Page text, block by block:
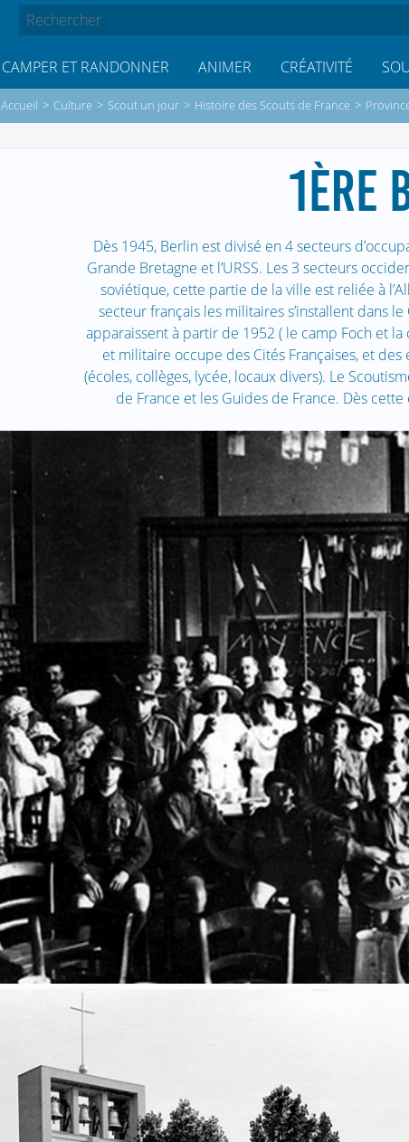
CAMPER ET RANDONNER ANIMER CRÉATIVITÉ
Accueil > Culture > Scout un jour > Histoire des Scouts de France >
1ÈRE
Dès 1945, Berlin est divisé en 4 secteurs
Grande Bretagne et l’URSS. Les 3 secteurs
soviétique, cette partie de la ville est reliée à
secteur français les militaires s’installent dans
apparaissent à partir de 1952 ( le camp Foch et la
et militaire occupe des Cités Françaises, et
(écoles, collèges, lycée, locaux divers). Le
de France et les Guides de France. Dès